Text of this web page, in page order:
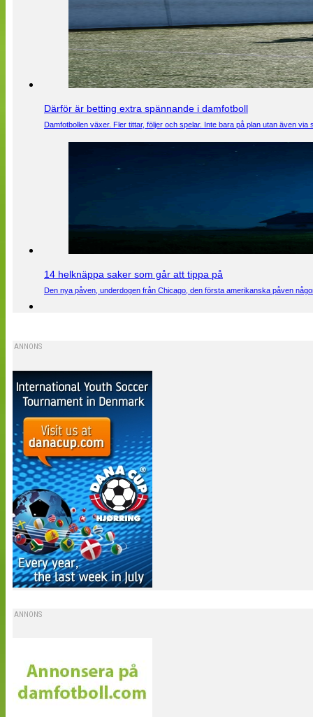
Därför är betting extra spännande i damfotboll
Damfotbollen växer. Fler tittar, följer och spelar. Inte bara på plan utan även
14 helknäppa saker som går att tippa på
Den nya påven, underdogen från Chicago, den första amerikanska påven
ANNONS
ANNONS